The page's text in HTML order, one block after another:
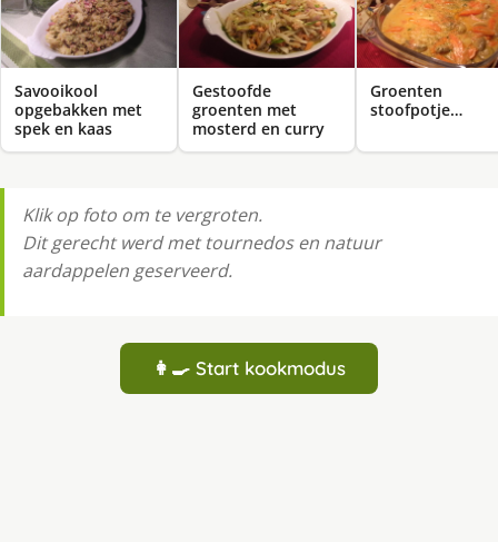
Savooikool
opgebakken met
spek en kaas
Gestoofde
groenten met
mosterd en curry
Groenten
stoofpotje…
Klik op foto om te vergroten.
Dit gerecht werd met tournedos en natuur
aardappelen geserveerd.
👩‍🍳 Start kookmodus